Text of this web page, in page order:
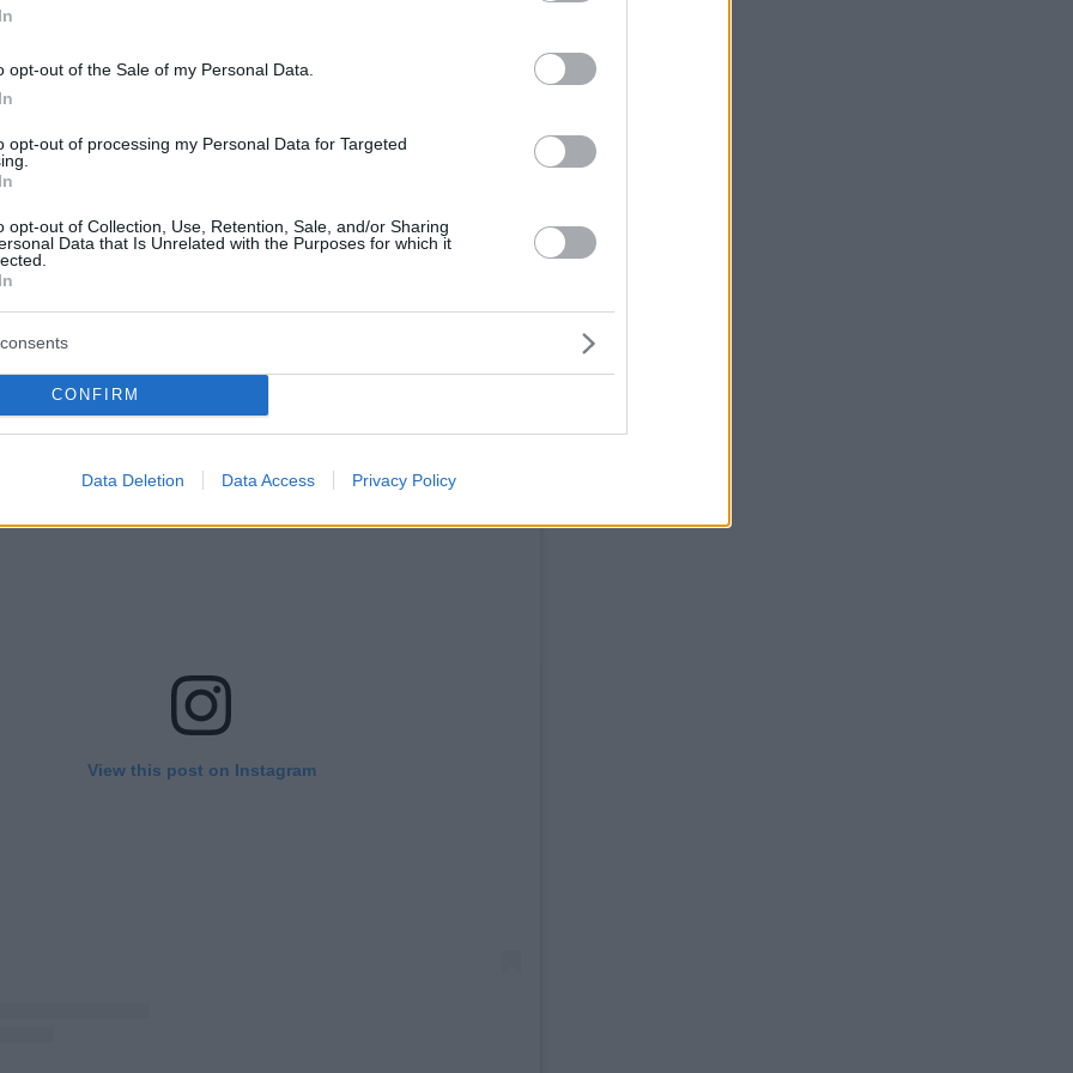
opt-out of the Sale of my Personal Data.
opt-out of processing my Personal Data for Targeted
opt-out of Collection, Use, Retention, Sale, and/or Sharing
Data that Is Unrelated with the Purposes for which it
CONFIRM
Data Deletion Data Access Privacy Policy
πήγαμε στο Μπιγκ Σουρ για μια ρομαντική
να φανταστώ πιο όμορφο μέρος για να
εκπληκτικό ορόσημο στη ζωή και τη σχέση
«Είμαι εξαιρετικά χαρούμενος! Το
πιο σημαντική χρονιά της ζωής μου. Το να
2022 με τον καλύτερo μου φίλο, συμπαίκτη
μου, είναι κάτι που ποτέ δεν
θα ήταν δυνατό».
View this post on Instagram